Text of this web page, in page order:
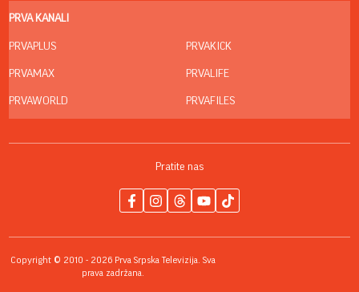
PRVA KANALI
PRVAPLUS
PRVAMAX
PRVAWORLD
PRVAKICK
PRVALIFE
PRVAFILES
Pratite nas
Copyright © 2010 - 2026 Prva Srpska Televizija. Sva
prava zadržana.